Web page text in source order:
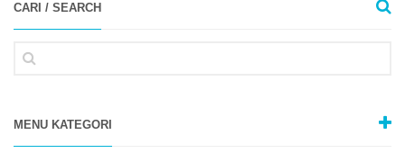
CARI / SEARCH
MENU KATEGORI